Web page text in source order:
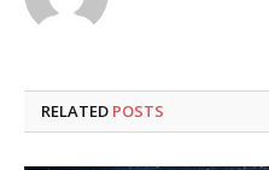
RELATED POSTS